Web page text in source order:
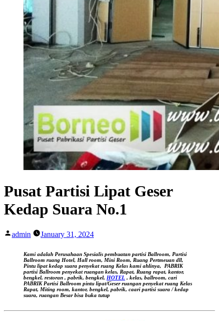
Pusat Partisi Lipat Geser
Kedap Suara No.1
Posted
admin January 31, 2024
Kami adalah Perusahaan Spesialis pembuatan partisi Ballroom, Partisi
Ballroom ruang Hotel, Hall room, Mini Room, Ruang Pertmeuan dll,
Pintu lipat kedap suara penyekat ruang Kelas kami ahlinya,
PABRIK
partisi Ballroom penyekat ruangan kelas, Rapat, Ruang rapat, kantor,
bengkel, restoran , pabrik, bengkel, HOTEL , kelas, ballroom, cari
PABRIK Partisi Ballroom pintu lipat/Geser ruangan penyekat ruang Kelas
Rapat, Miting room, kantor, bengkel, pabrik, caari partisi suara / kedap
suara, ruangan Besar bisa buka tutup